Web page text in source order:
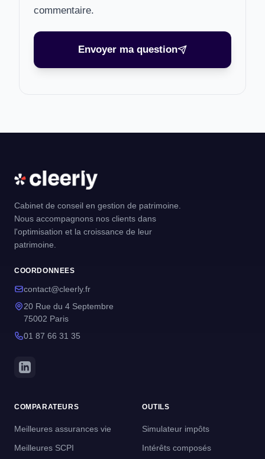
commentaire.
Envoyer ma question
Cabinet de conseil en gestion de patrimoine.
Nous accompagnons nos clients dans
l'optimisation et la croissance de leur
patrimoine.
COORDONNEES
contact@cleerly.fr
20 Rue du 4 Septembre
75002 Paris
01 87 66 31 35
COMPARATEURS
Meilleures assurances vie
Meilleures SCPI
OUTILS
Simulateur impôts
Intérêts composés